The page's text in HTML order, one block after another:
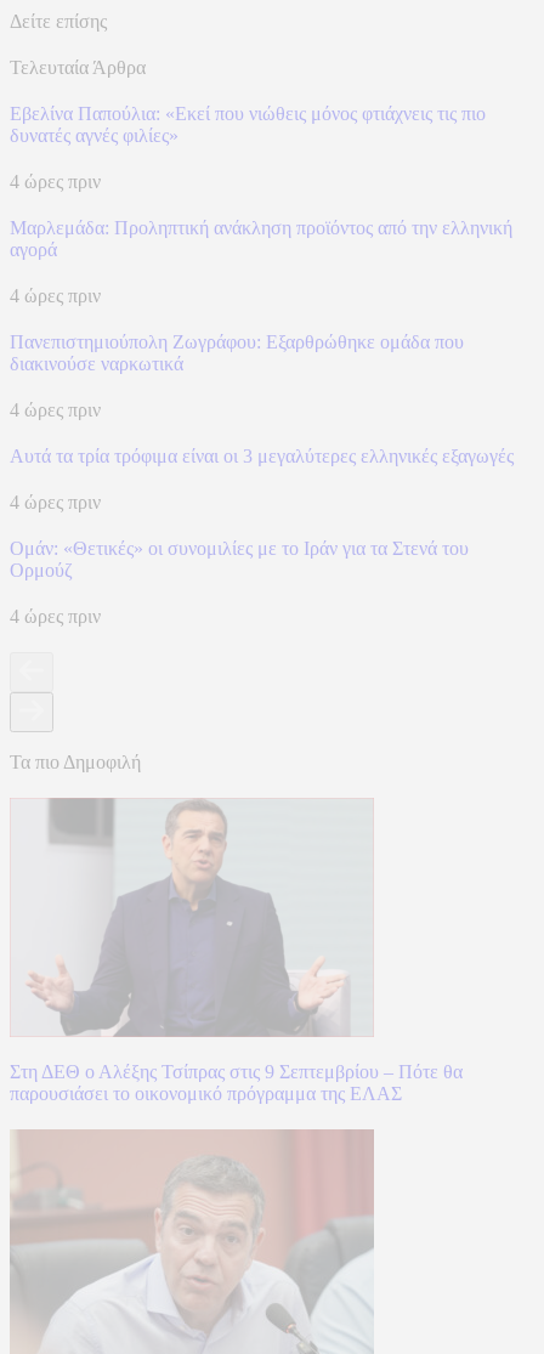
Δείτε επίσης
Τελευταία Άρθρα
Εβελίνα Παπούλια: «Εκεί που νιώθεις μόνος φτιάχνεις τις πιο
δυνατές αγνές φιλίες»
4 ώρες πριν
Μαρλεμάδα: Προληπτική ανάκληση προϊόντος από την ελληνική
αγορά
4 ώρες πριν
Πανεπιστημιούπολη Ζωγράφου: Εξαρθρώθηκε ομάδα που
διακινούσε ναρκωτικά
4 ώρες πριν
Αυτά τα τρία τρόφιμα είναι οι 3 μεγαλύτερες ελληνικές εξαγωγές
4 ώρες πριν
Ομάν: «Θετικές» οι συνομιλίες με το Ιράν για τα Στενά του
Ορμούζ
4 ώρες πριν
Τα πιο Δημοφιλή
Στη ΔΕΘ ο Αλέξης Τσίπρας στις 9 Σεπτεμβρίου – Πότε θα
παρουσιάσει το οικονομικό πρόγραμμα της ΕΛΑΣ